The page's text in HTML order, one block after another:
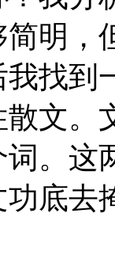
明，
找到
文。
。这
底去